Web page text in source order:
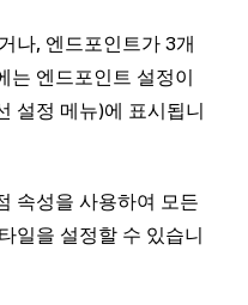
나, 엔드포인트가 3개
는 엔드포인트 설정이
설정 메뉴)에 표시됩니
속성을 사용하여 모든
일을 설정할 수 있습니